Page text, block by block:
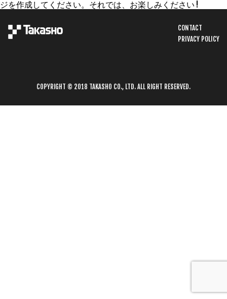
ジを作成してください。それでは、お楽しみください !
CONTACT
PRIVACY POLICY
COPYRIGHT © 2018 TAKASHO CO., LTD. ALL RIGHT RESERVED.